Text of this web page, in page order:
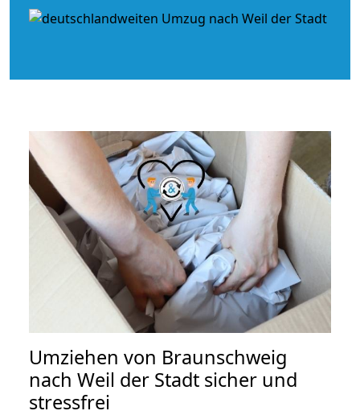
Umziehen von Braunschweig
nach Weil der Stadt sicher und
stressfrei